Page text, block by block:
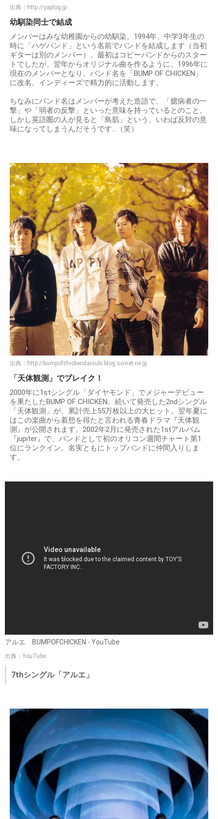
出典： http://yaplog.jp
幼馴染同士で結成
メンバーはみな幼稚園からの幼馴染。1994年、中学3年生の
時に「ハゲバンド」という名前でバンドを結成します（当初
ギターは別のメンバー）。最初はコピーバンドからのスター
トでしたが、翌年からオリジナル曲を作るように。1996年に
現在のメンバーとなり、バンド名を「BUMP OF CHICKEN」
に改名。インディーズで精力的に活動します。
ちなみにバンド名はメンバーが考えた造語で、「臆病者の一
撃」や「弱者の反撃」といった意味を持っているとのこと。
しかし英語圏の人が見ると「鳥肌」という、いわば反対の意
味になってしまうんだそうです…（笑）
出典： http://bumpofchickendaisuki.blog.so-net.ne.jp
「天体観測」でブレイク！
2000年に1stシングル「ダイヤモンド」でメジャーデビュー
を果たしたBUMP OF CHICKEN。続いて発売した2ndシングル
「天体観測」が、累計売上55万枚以上の大ヒット。翌年夏に
はこの楽曲から着想を得たと言われる青春ドラマ『天体観
測』が公開されます。2002年2月に発売された1stアルバム
『jupiter』で、バンドとして初のオリコン週間チャート第1
位にランクイン。名実ともにトップバンドに仲間入りしま
す。
アルエ BUMPOFCHICKEN - YouTube
出典：YouTube
7thシングル「アルエ」